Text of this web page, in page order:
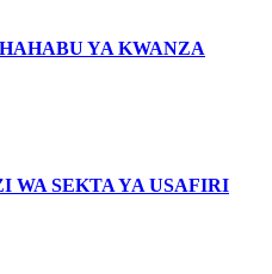
YA KWANZA
WA SEKTA YA USAFIRI